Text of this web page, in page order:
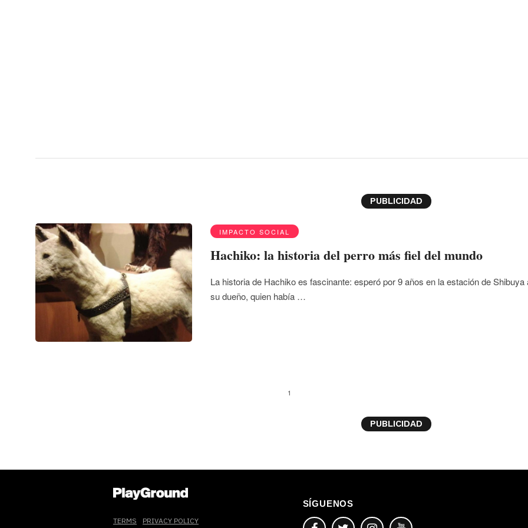
PUBLICIDAD
IMPACTO SOCIAL
Hachiko: la historia del perro más fiel del mundo
La historia de Hachiko es fascinante: esperó por 9 años en la estación de Shibuya
su dueño, quien había …
1
PUBLICIDAD
TERMS PRIVACY POLICY
SÍGUENOS